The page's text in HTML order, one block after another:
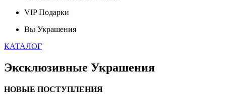
VIPПодарки
Вы Украшения
КАТАЛОГ
Эксклюзивные Украшения
НОВЫЕ ПОСТУПЛЕНИЯ